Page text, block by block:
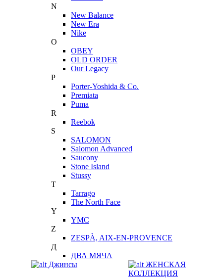
N
New Balance
New Era
Nike
O
OBEY
OLD ORDER
Our Legacy
P
Porter-Yoshida & Co.
Premiata
Puma
R
Reebok
S
SALOMON
Salomon Advanced
Saucony
Stone Island
Stussy
T
Tarrago
The North Face
Y
YMC
Z
ZESPÀ, AIX-EN-PROVENCE
Д
ДВА МЯЧА
Джинсы
ЖЕНСКАЯ
КОЛЛЕКЦИЯ